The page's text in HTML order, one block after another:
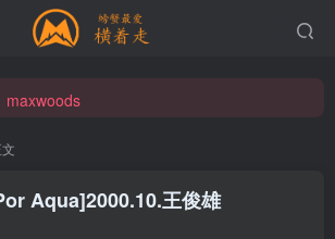
maxwoods
maxwoods
Aqua]2000.10.王俊雄